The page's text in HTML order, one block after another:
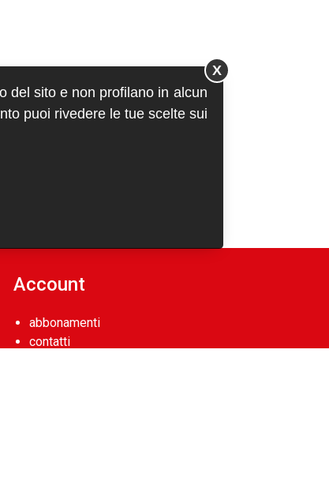
Account
abbonamenti
contatti
del sito e non profilano in alcun
puoi rivedere le tue scelte sui
X